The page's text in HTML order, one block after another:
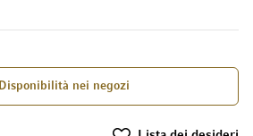
Disponibilità nei negozi